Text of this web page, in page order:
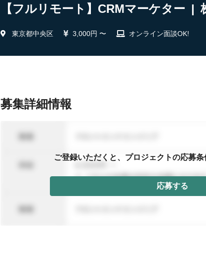
【フルリモート】CRMマーケター |
東京都中央区 3,000円 〜 オンライン面談OK!
募集詳細情報
ご登録いただくと、プロジェクトの応募条
応募する